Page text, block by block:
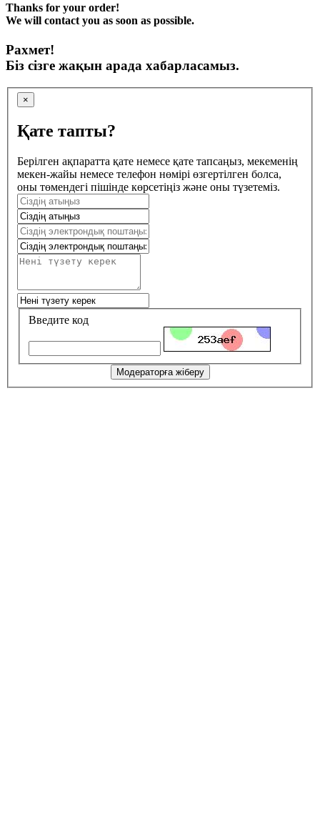
Thanks for your order!
We will contact you as soon as possible.
Рахмет!
Біз сізге жақын арада хабарласамыз.
×
Қате тапты?
Берілген ақпаратта қате немесе қате тапсаңыз, мекеменің
мекен-жайы немесе телефон нөмірі өзгертілген болса,
оны төмендегі пішінде көрсетіңіз және оны түзетеміз.
Введите код
Модераторға жіберу